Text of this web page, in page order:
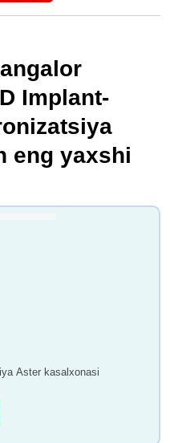
Implant-
eng yaxshi
Aster kasalxonasi